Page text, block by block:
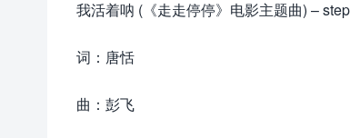
我活着呐 (《走走停停》电影主题曲) –
词：唐恬
曲：彭飞